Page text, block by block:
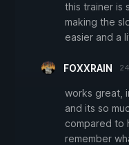
this trainer is
making the
easier and a
FOXXRAIN
works great,
and its so
compared to
remember